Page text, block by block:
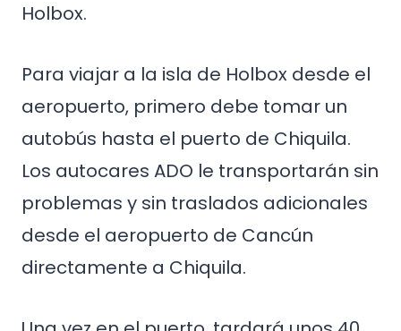
Holbox.
Para viajar a la isla de Holbox desde el
aeropuerto, primero debe tomar un
autobús hasta el puerto de Chiquila.
Los autocares ADO le transportarán sin
problemas y sin traslados adicionales
desde el aeropuerto de Cancún
directamente a Chiquila.